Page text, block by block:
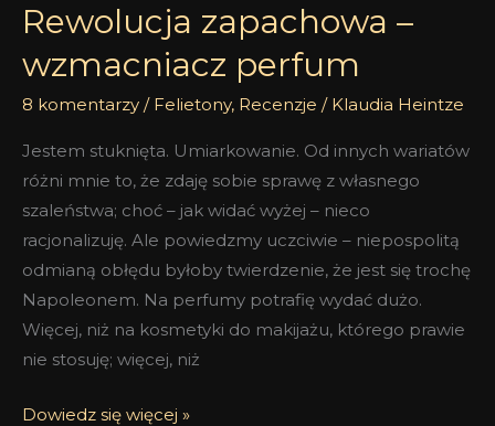
Rewolucja zapachowa –
wzmacniacz perfum
8 komentarzy / Felietony, Recenzje / Klaudia Heintze
Jestem stuknięta. Umiarkowanie. Od innych wariatów
różni mnie to, że zdaję sobie sprawę z własnego
szaleństwa; choć – jak widać wyżej – nieco
racjonalizuję. Ale powiedzmy uczciwie – niepospolitą
odmianą obłędu byłoby twierdzenie, że jest się trochę
Napoleonem. Na perfumy potrafię wydać dużo.
Więcej, niż na kosmetyki do makijażu, którego prawie
nie stosuję; więcej, niż
Dowiedz się więcej »